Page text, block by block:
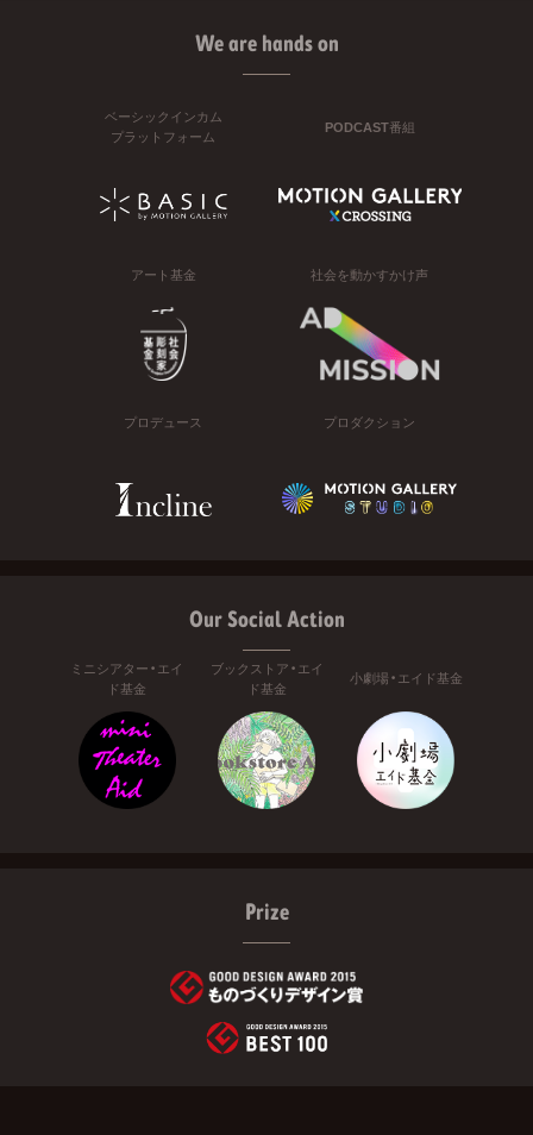
We are hands on
ベーシックインカム
プラットフォーム
PODCAST番組
アート基金 社会を動かすかけ声
プロデュース プロダクション
Our Social Action
ミニシアター・エイ
ド基金
ブックストア・エイ
ド基金
小劇場・エイド基金
Prize